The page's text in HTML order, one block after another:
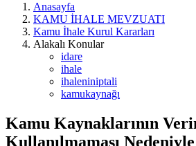
Anasayfa
KAMU İHALE MEVZUATI
Kamu İhale Kurul Kararları
Alakalı Konular
idare
ihale
ihaleniniptali
kamukaynağı
Kamu Kaynaklarının
Kullanılmaması